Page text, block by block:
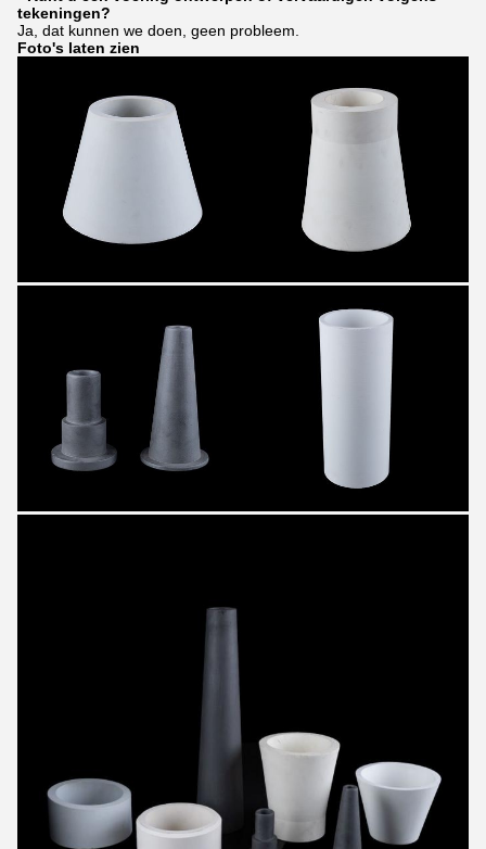
tekeningen?
Ja, dat kunnen we doen, geen probleem.
Foto's laten zien